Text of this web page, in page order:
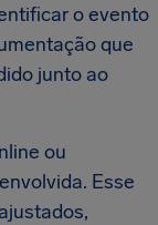
o evento
que
junto ao
ou
Esse